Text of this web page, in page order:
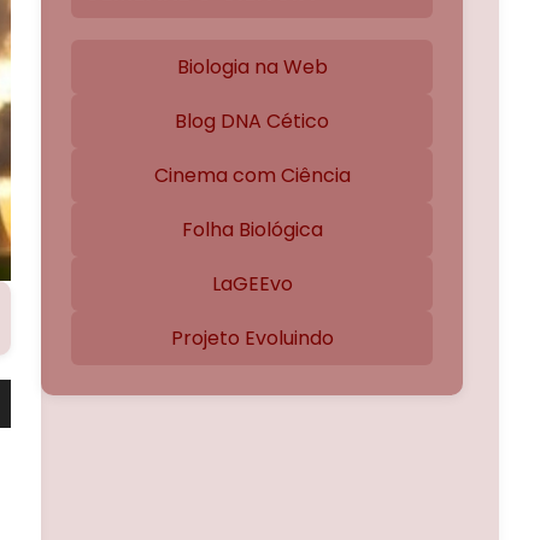
Biologia na Web
Blog DNA Cético
Cinema com Ciência
Folha Biológica
LaGEEvo
Projeto Evoluindo